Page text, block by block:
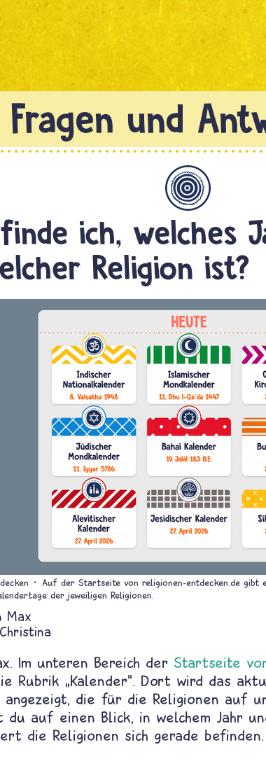
ich, welches
Religion ist?
Auf der Startseite von religionen-entdecken.de gibt
der jeweiligen Religionen.
Max
Christina
Im unteren Bereich der Startseite
Rubrik „Kalender". Dort wird das
angezeigt, die für die Religionen auf
du auf einen Blick, in welchem Jahr
die Religionen sich gerade befinden.